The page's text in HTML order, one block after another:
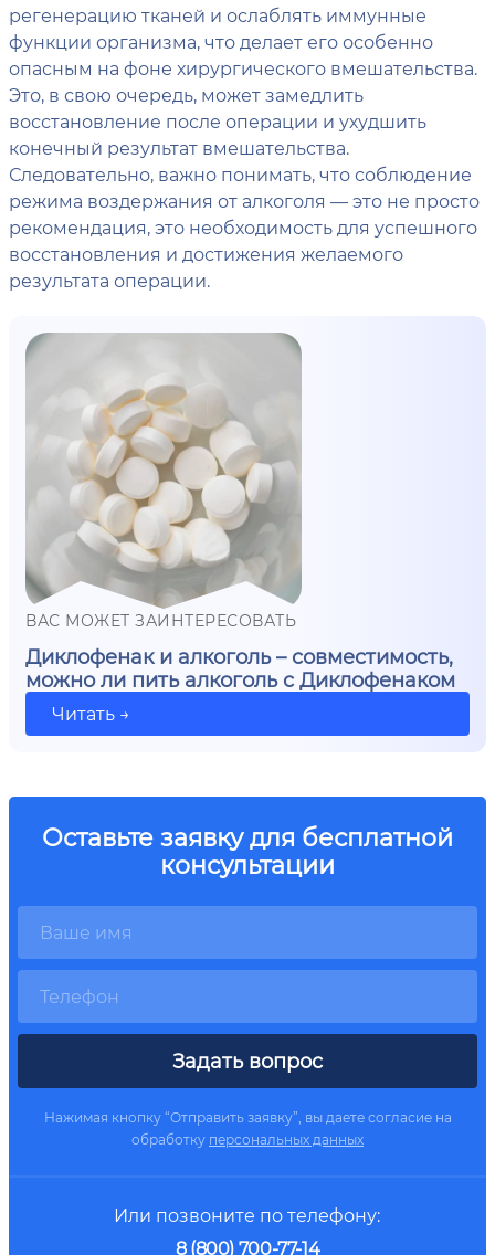
регенерацию тканей и ослаблять иммунные
функции организма, что делает его особенно
опасным на фоне хирургического вмешательства.
Это, в свою очередь, может замедлить
восстановление после операции и ухудшить
конечный результат вмешательства.
Следовательно, важно понимать, что соблюдение
режима воздержания от алкоголя — это не просто
рекомендация, это необходимость для успешного
восстановления и достижения желаемого
результата операции.
ВАС МОЖЕТ ЗАИНТЕРЕСОВАТЬ
Диклофенак и алкоголь – совместимость,
можно ли пить алкоголь с Диклофенаком
Читать →
Оставьте заявку для бесплатной
консультации
Задать вопрос
Нажимая кнопку “Отправить заявку”, вы даете согласие на
обработку персональных данных
Или позвоните по телефону:
8 (800) 700-77-14